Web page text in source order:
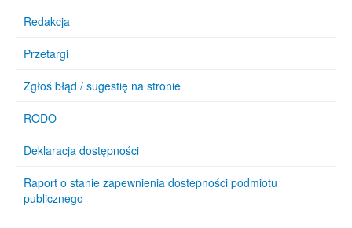
Redakcja
Przetargi
Zgłoś błąd / sugestię na stronie
RODO
Deklaracja dostępności
Raport o stanie zapewnienia dostepności podmiotu
publicznego